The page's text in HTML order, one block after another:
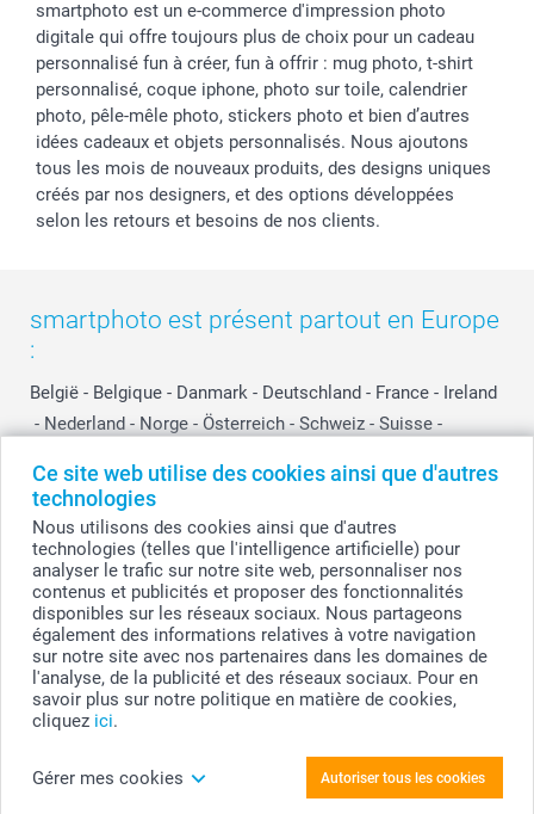
Ce site web utilise des cookies ainsi que d'autres
technologies
Nous utilisons des cookies ainsi que d'autres
technologies (telles que l'intelligence artificielle) pour
analyser le trafic sur notre site web, personnaliser nos
contenus et publicités et proposer des fonctionnalités
disponibles sur les réseaux sociaux. Nous partageons
également des informations relatives à votre navigation
sur notre site avec nos partenaires dans les domaines de
l'analyse, de la publicité et des réseaux sociaux. Pour en
savoir plus sur notre politique en matière de cookies,
cliquez ici.
Gérer mes cookies Autoriser tous les cookies
smartphoto est un e-commerce d'impression photo
digitale qui offre toujours plus de choix pour un cadeau
personnalisé fun à créer, fun à offrir : mug photo, t-shirt
personnalisé, coque iphone, photo sur toile, calendrier
photo, pêle-mêle photo, stickers photo et bien d’autres
idées cadeaux et objets personnalisés. Nous ajoutons
tous les mois de nouveaux produits, des designs uniques
créés par nos designers, et des options développées
selon les retours et besoins de nos clients.
smartphoto est présent partout en Europe
:
België - Belgique - Danmark - Deutschland - France - Ireland
- Nederland - Norge - Österreich - Schweiz - Suisse -
Other Countries
© smartphoto group. Tous droits réservés
smartphoto group SA.
Siège social : Kwatrechtsteenweg 160, 9230 Wetteren, Belgique
Numéro de TVA BE 0405.706.755
Numéro d'entreprise 0405.706.755.
Tous les prix sont en EURO (€), TVA incluse et hors frais de port.